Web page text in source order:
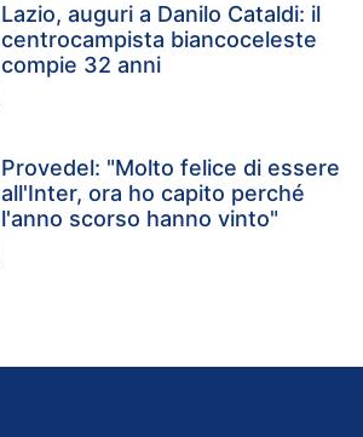
Lazio, auguri a Danilo Cataldi: il
centrocampista biancoceleste
compie 32 anni
Provedel: "Molto felice di essere
all'Inter, ora ho capito perché
l'anno scorso hanno vinto"